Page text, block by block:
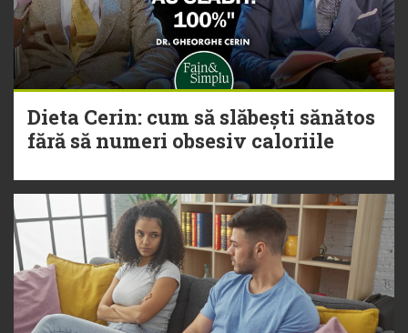
Dieta Cerin: cum să slăbești sănătos
fără să numeri obsesiv caloriile